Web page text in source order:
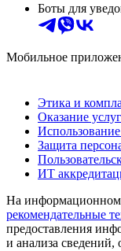
Боты для
Мобильное
Этика и
Оказание услуг
Защита
ИТ
На информационном
рекомендательные
предоставления
и анализа